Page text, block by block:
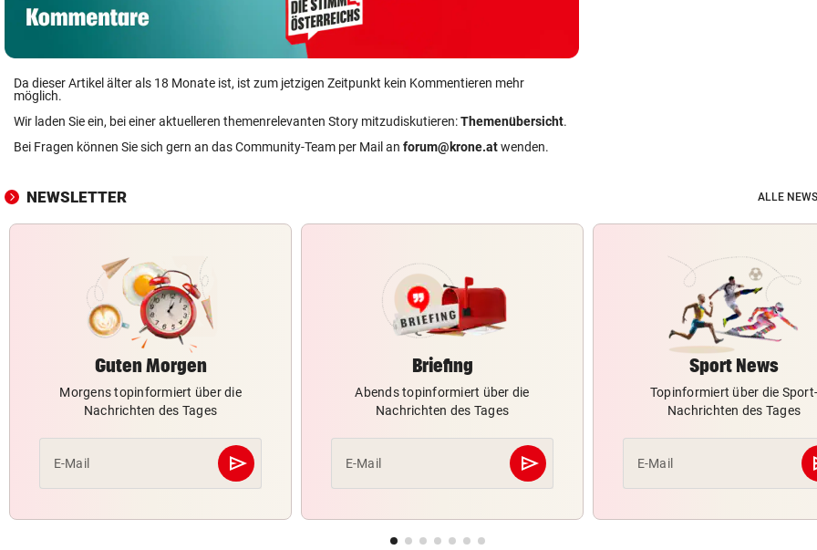
Da dieser Artikel älter als 18 Monate ist, ist zum jetzigen Zeitpunkt kein Kommentieren mehr
möglich.
Wir laden Sie ein, bei einer aktuelleren themenrelevanten Story mitzudiskutieren:Themenübersicht.
Bei Fragen können Sie sich gern an das Community-Team per Mail an forum@krone.atwenden.
NEWSLETTER ALLE
Guten Morgen
Morgens topinformiert über die
Nachrichten des Tages
E-Mail send
Abschicken
Briefing
Abends topinformiert über die
Nachrichten des Tages
E-Mail send
Abschicken
Sport News
Topinformiert über die
Nachrichten des Tages
E-Mail